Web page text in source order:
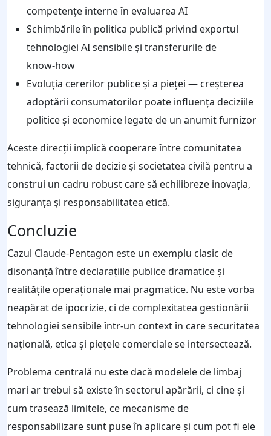
competențe interne în evaluarea AI
Schimbările în politica publică privind exportul
tehnologiei AI sensibile și transferurile de
know‑how
Evoluția cererilor publice și a pieței — creșterea
adoptării consumatorilor poate influența deciziile
politice și economice legate de un anumit furnizor
Aceste direcții implică cooperare între comunitatea
tehnică, factorii de decizie și societatea civilă pentru a
construi un cadru robust care să echilibreze inovația,
siguranța și responsabilitatea etică.
Concluzie
Cazul Claude‑Pentagon este un exemplu clasic de
disonanță între declarațiile publice dramatice și
realitățile operaționale mai pragmatice. Nu este vorba
neapărat de ipocrizie, ci de complexitatea gestionării
tehnologiei sensibile într‑un context în care securitatea
națională, etica și piețele comerciale se intersectează.
Problema centrală nu este dacă modelele de limbaj
mari ar trebui să existe în sectorul apărării, ci cine și
cum trasează limitele, ce mecanisme de
responsabilizare sunt puse în aplicare și cum pot fi ele